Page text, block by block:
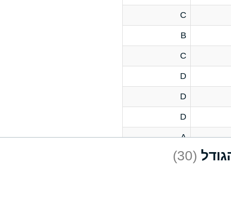
C
B
C
D
D
D
A
D (30)